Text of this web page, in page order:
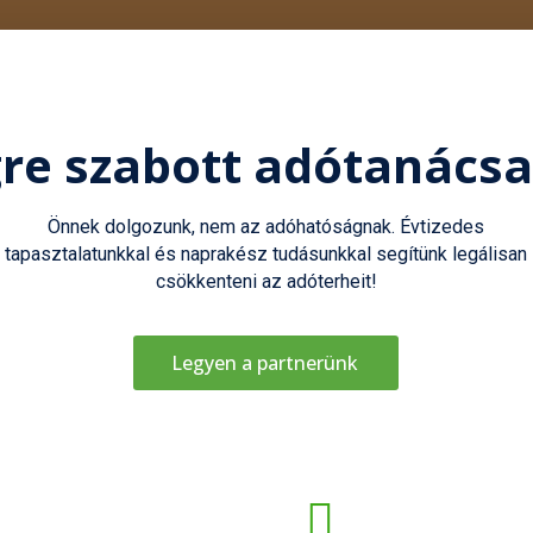
szabott
Önnek dolgozunk, nem az adóhatóságnak. Évtizedes
tapasztalatunkkal és naprakész tudásunkkal segítünk legálisan
csökkenteni az adóterheit!
Legyen a partnerünk